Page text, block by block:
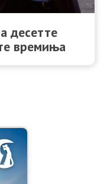
десетте
времиња